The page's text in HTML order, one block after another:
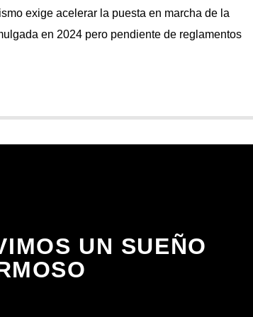
exige acelerar la puesta en marcha de la
en 2024 pero pendiente de reglamentos
UN SUEÑO